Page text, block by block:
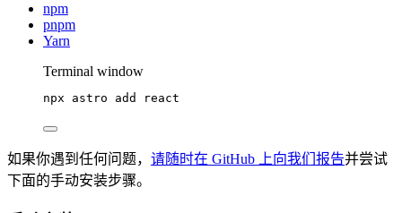
npm
pnpm
Yarn
Terminal window
npx astro add react
如果你遇到任何问题， 请随时在 GitHub 上向我们报告并尝试
下面的手动安装步骤。